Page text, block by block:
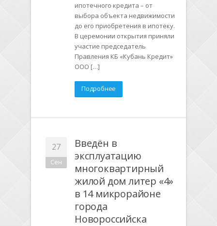
ипотечного кредита – от
выбора объекта недвижимости
до его приобретения в ипотеку.
В церемонии открытия приняли
участие председатель
Правления КБ «Кубань Кредит»
ООО […]
Подробнее
27
Сен
Введён в
эксплуатацию
многоквартирный
жилой дом литер «4»
в 14 микрорайоне
города
Новороссийска